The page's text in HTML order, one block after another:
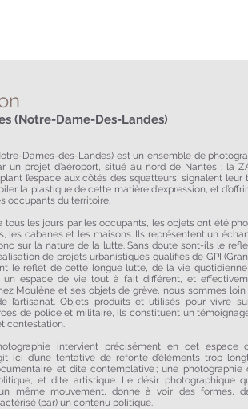
(Notre-Dame-Des-Landes)
Dames-des-Landes) est un ensemble de
un projet d’aéroport, situé au nord de Nantes ; la
l’espace aux côtés des squatteurs, signalent
la plastique de cette matière d’expression, et
occupants du territoire.
tous les jours par les occupants, les objets ont été
les cabanes et les maisons. Ils représentent un
sur la nature de la lutte. Sans doute sont-ils le
de projets urbanistiques qualifiés de GPI
le reflet de cette longue lutte, de la vie
espace de vie tout à fait différent, et
Moulène et ses objets de grève, nous sommes
l’artisanat. Objets produits et utilisés pour vivre
de police et militaire, ils constituent un
contestation.
intervient précisément en cet
ici d’une tentative de refonte d’éléments trop
et dite contemplative ; une
et dite artistique. Le désir photographique
même mouvement, donne à voir des formes,
(par) un contenu politique.